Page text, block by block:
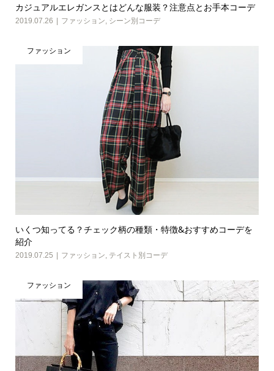
カジュアルエレガンスとはどんな服装？注意点とお手本コーデ
2019.07.26 ファッション シーン別コーデ
ファッション
いくつ知ってる？チェック柄の種類・特徴&おすすめコーデを
紹介
2019.07.25 ファッション, テイスト別コーデ
ファッション